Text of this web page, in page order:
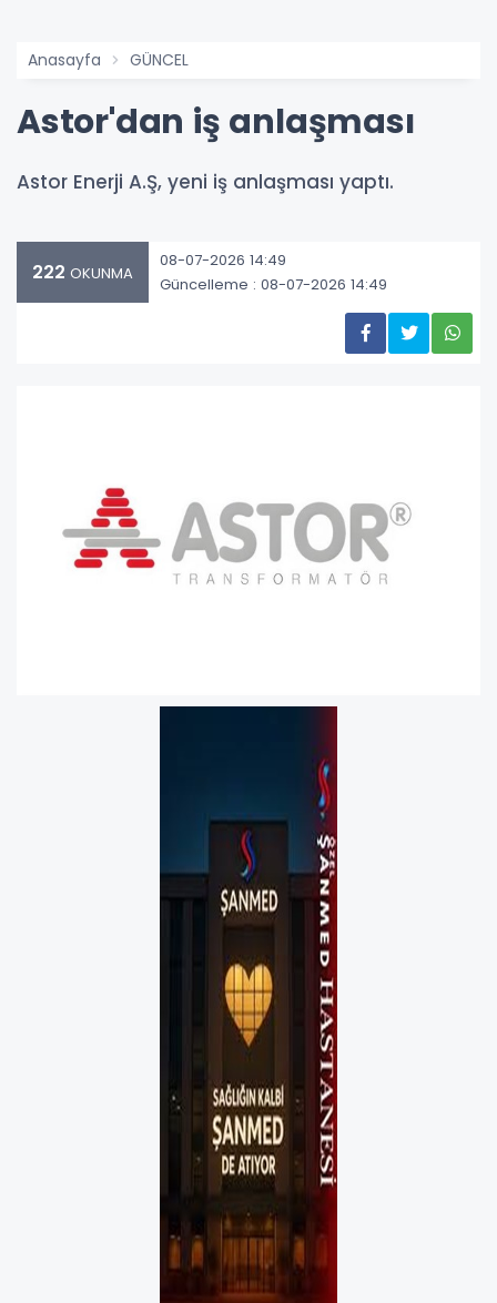
Anasayfa GÜNCEL
Astor'dan iş anlaşması
Astor Enerji A.Ş, yeni iş anlaşması yaptı.
222 OKUNMA
08-07-2026 14:49
Güncelleme : 08-07-2026 14:49